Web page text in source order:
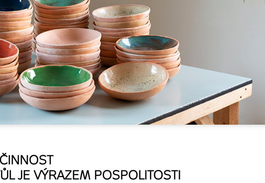
JE VÝRAZEM POSPOLITOSTI